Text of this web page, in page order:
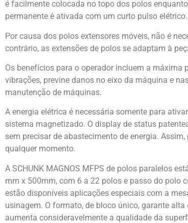
é facilmente colocada no topo dos polos
permanente é ativada com um curto pulso elétrico.
Por causa dos polos extensores móveis, não é
contrário, as extensões de polos se adaptam à
Os benefícios para o operador incluem a
vibrações, previne danos no eixo da máquina e
manutenção de máquinas.
A energia elétrica é necessária somente para
sistema magnetizado. O display de status
sem precisar de abastecimento de energia.
qualquer momento.
A SCHUNK MAGNOS MFPS de polos paralelos
mm x 500mm, com 6 a 22 polos e passo do polo
estão disponíveis aplicações especiais com a
usinagem. O formato, de bloco único, garante
aumenta consideravelmente a qualidade da